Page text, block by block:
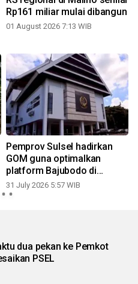
Rp161 miliar mulai dibangun
01 August 2026 7:13 WIB
Pemprov Sulsel hadirkan
GOM guna optimalkan
platform Bajubodo di
daerah
31 July 2026 5:57 WIB
dua pekan ke Pemkot
PSEL